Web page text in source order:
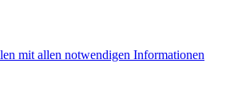
mit allen notwendigen Informationen